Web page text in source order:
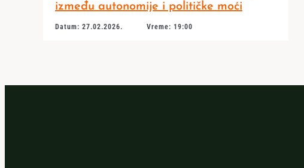
između autonomije i političke moći
Datum: 27.02.2026. Vreme: 19:00